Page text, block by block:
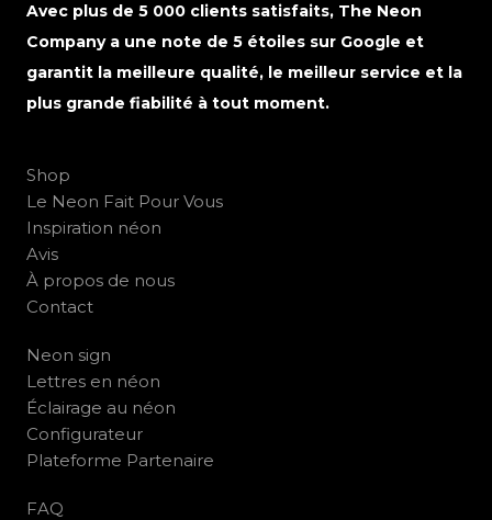
Avec plus de 5 000 clients satisfaits, The Neon
Company a une note de 5 étoiles sur Google et
garantit la meilleure qualité, le meilleur service et la
plus grande fiabilité à tout moment.
Shop
Le Neon Fait Pour Vous
Inspiration néon
Avis
À propos de nous
Contact
Neon sign
Lettres en néon
Éclairage au néon
Configurateur
Plateforme Partenaire
FAQ